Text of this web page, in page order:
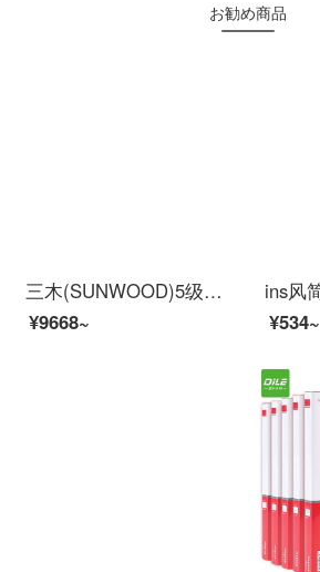
お勧め商品
三木(SUNWOOD)5级保密办公商用碎纸机（单次6张 持续10分钟 20L 可碎纸,卡,回形针、订书针） MSD9322
¥9668~
¥534~